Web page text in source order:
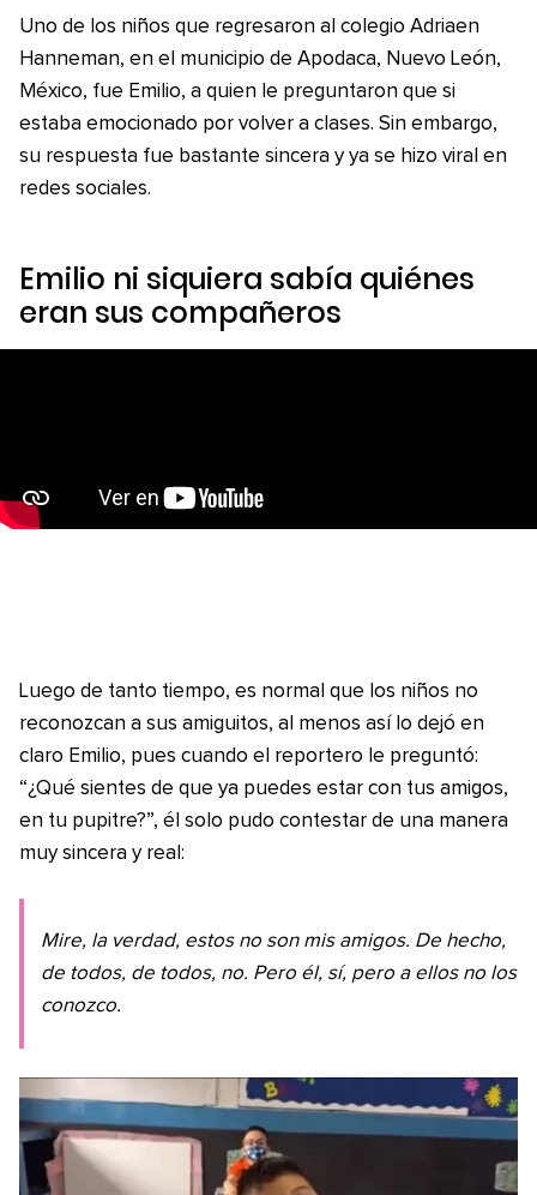
Uno de los niños que regresaron al colegio Adriaen
Hanneman, en el municipio de Apodaca, Nuevo León,
México, fue Emilio, a quien le preguntaron que si
estaba emocionado por volver a clases. Sin embargo,
su respuesta fue bastante sincera y ya se hizo viral en
redes sociales.
Emilio ni siquiera sabía quiénes
eran sus compañeros
Luego de tanto tiempo, es normal que los niños no
reconozcan a sus amiguitos, al menos así lo dejó en
claro Emilio, pues cuando el reportero le preguntó:
“¿Qué sientes de que ya puedes estar con tus amigos,
en tu pupitre?”, él solo pudo contestar de una manera
muy sincera y real:
Mire, la verdad, estos no son mis amigos. De hecho,
de todos, de todos, no. Pero él, sí, pero a ellos no los
conozco.